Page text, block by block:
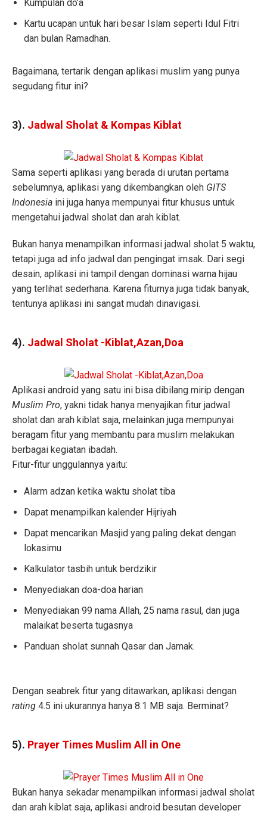
Kumpulan do’a
Kartu ucapan untuk hari besar Islam seperti Idul Fitri
dan bulan Ramadhan.
Bagaimana, tertarik dengan aplikasi muslim yang punya
segudang fitur ini?
3). Jadwal Sholat & Kompas Kiblat
Sama seperti aplikasi yang berada di urutan pertama
sebelumnya, aplikasi yang dikembangkan oleh GITS
Indonesia ini juga hanya mempunyai fitur khusus untuk
mengetahui jadwal sholat dan arah kiblat.
Bukan hanya menampilkan informasi jadwal sholat 5 waktu,
tetapi juga ad info jadwal dan pengingat imsak. Dari segi
desain, aplikasi ini tampil dengan dominasi warna hijau
yang terlihat sederhana. Karena fiturnya juga tidak banyak,
tentunya aplikasi ini sangat mudah dinavigasi.
4). Jadwal Sholat -Kiblat,Azan,Doa
Aplikasi android yang satu ini bisa dibilang mirip dengan
Muslim Pro, yakni tidak hanya menyajikan fitur jadwal
sholat dan arah kiblat saja, melainkan juga mempunyai
beragam fitur yang membantu para muslim melakukan
berbagai kegiatan ibadah.
Fitur-fitur unggulannya yaitu:
Alarm adzan ketika waktu sholat tiba
Dapat menampilkan kalender Hijriyah
Dapat mencarikan Masjid yang paling dekat dengan
lokasimu
Kalkulator tasbih untuk berdzikir
Menyediakan doa-doa harian
Menyediakan 99 nama Allah, 25 nama rasul, dan juga
malaikat beserta tugasnya
Panduan sholat sunnah Qasar dan Jamak.
Dengan seabrek fitur yang ditawarkan, aplikasi dengan
rating 4.5 ini ukurannya hanya 8.1 MB saja. Berminat?
5). Prayer Times Muslim All in One
Bukan hanya sekadar menampilkan informasi jadwal sholat
dan arah kiblat saja, aplikasi android besutan developer